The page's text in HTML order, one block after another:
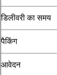
डिलीवरी का समय
पैकिंग
आवेदन